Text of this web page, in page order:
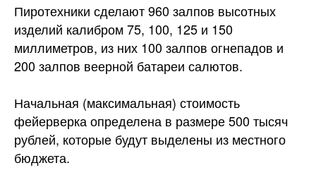
Пиротехники сделают 960 залпов высотных
изделий калибром 75, 100, 125 и 150
миллиметров, из них 100 залпов огнепадов и
200 залпов веерной батареи салютов.
Начальная (максимальная) стоимость
фейерверка определена в размере 500 тысяч
рублей, которые будут выделены из местного
бюджета.